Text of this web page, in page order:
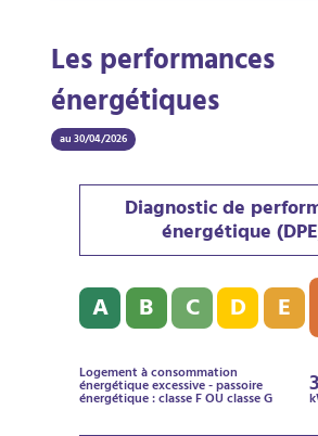
Les performances
énergétiques
au 30/04/2026
Diagnostic de
énergétique
Diagnostic de performance
A B C D E
Logement à consommation
énergétique excessive - passoire
énergétique : classe F OU classe G